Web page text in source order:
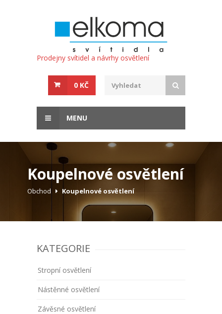
Prodejny svítidel a návrhy osvětlení
0 KČ
MENU
Koupelnové osvětlení
Obchod Koupelnové osvětlení
KATEGORIE
Stropní osvětlení
Nástěnné osvětlení
Závěsné osvětlení